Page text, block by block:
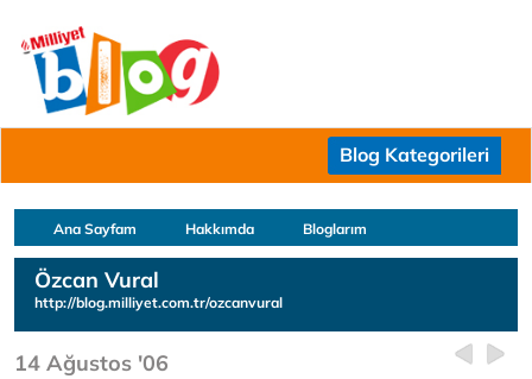
Blog Kategorileri
Ana Sayfam Hakkımda Bloglarım
Özcan Vural
http://blog.milliyet.com.tr/ozcanvural
14 Ağustos '06